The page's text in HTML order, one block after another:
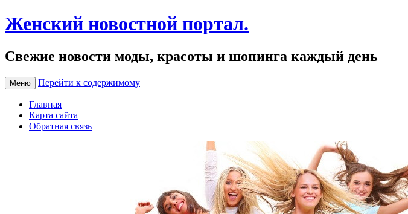
Женский новостной портал.
Свежие новости моды, красоты и шопинга каждый день
Меню Перейти к содержимому
Главная
Карта сайта
Обратная связь